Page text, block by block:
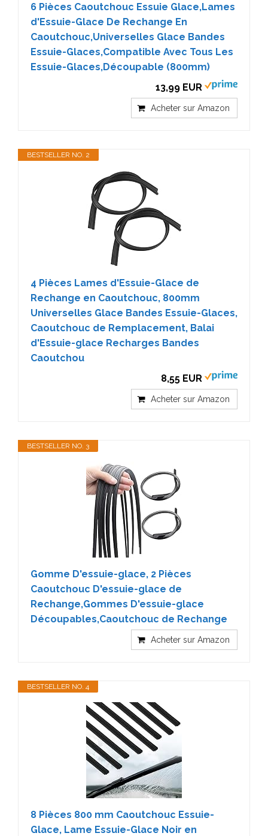
6 Pièces Caoutchouc Essuie Glace,Lames
d'Essuie-Glace De Rechange En
Caoutchouc,Universelles Glace Bandes
Essuie-Glaces,Compatible Avec Tous Les
Essuie-Glaces,Découpable (800mm)
13,99 EUR
Acheter sur Amazon
BESTSELLER NO. 2
4 Pièces Lames d'Essuie-Glace de
Rechange en Caoutchouc, 800mm
Universelles Glace Bandes Essuie-Glaces,
Caoutchouc de Remplacement, Balai
d'Essuie-glace Recharges Bandes
Caoutchou
8,55 EUR
Acheter sur Amazon
BESTSELLER NO. 3
Gomme D'essuie-glace, 2 Pièces
Caoutchouc D'essuie-glace de
Rechange,Gommes D'essuie-glace
Découpables,Caoutchouc de Rechange
Acheter sur Amazon
BESTSELLER NO. 4
8 Pièces 800 mm Caoutchouc Essuie-
Glace, Lame Essuie-Glace Noir en